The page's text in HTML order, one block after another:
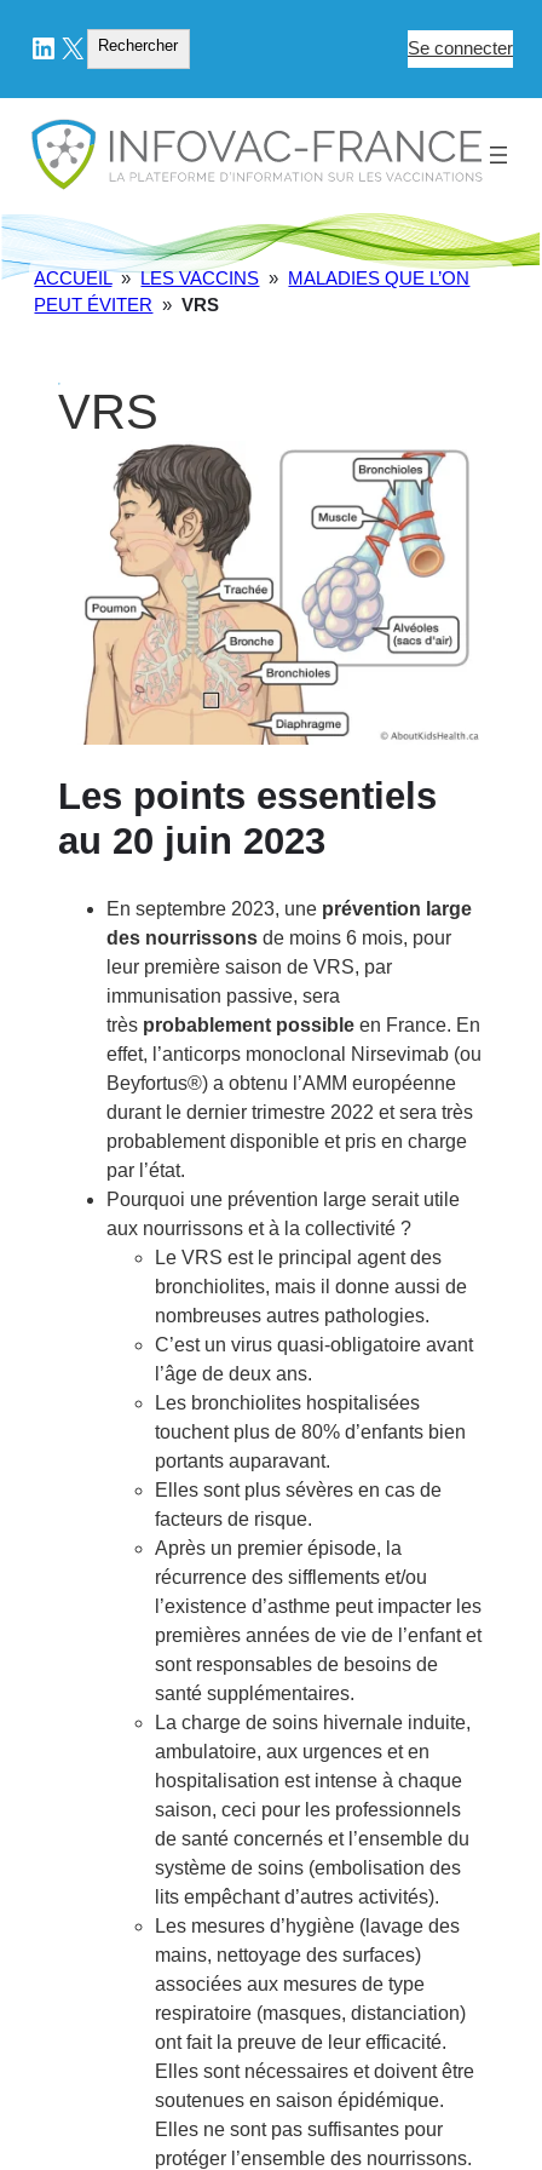
LinkedIn
X Rechercher
Rechercher Se connecter
ACCUEIL » LES VACCINS » MALADIES QUE L’ON
PEUT ÉVITER » VRS
VRS
Les points essentiels
au 20 juin 2023
En septembre 2023, une prévention large
des nourrissons de moins 6 mois, pour
leur première saison de VRS, par
immunisation passive, sera
très probablement possible en France. En
effet, l’anticorps monoclonal Nirsevimab (ou
Beyfortus®) a obtenu l’AMM européenne
durant le dernier trimestre 2022 et sera très
probablement disponible et pris en charge
par l’état.
Pourquoi une prévention large serait utile
aux nourrissons et à la collectivité ?
Le VRS est le principal agent des
bronchiolites, mais il donne aussi de
nombreuses autres pathologies.
C’est un virus quasi-obligatoire avant
l’âge de deux ans.
Les bronchiolites hospitalisées
touchent plus de 80% d’enfants bien
portants auparavant.
Elles sont plus sévères en cas de
facteurs de risque.
Après un premier épisode, la
récurrence des sifflements et/ou
l’existence d’asthme peut impacter les
premières années de vie de l’enfant et
sont responsables de besoins de
santé supplémentaires.
La charge de soins hivernale induite,
ambulatoire, aux urgences et en
hospitalisation est intense à chaque
saison, ceci pour les professionnels
de santé concernés et l’ensemble du
système de soins (embolisation des
lits empêchant d’autres activités).
Les mesures d’hygiène (lavage des
mains, nettoyage des surfaces)
associées aux mesures de type
respiratoire (masques, distanciation)
ont fait la preuve de leur efficacité.
Elles sont nécessaires et doivent être
soutenues en saison épidémique.
Elles ne sont pas suffisantes pour
protéger l’ensemble des nourrissons.